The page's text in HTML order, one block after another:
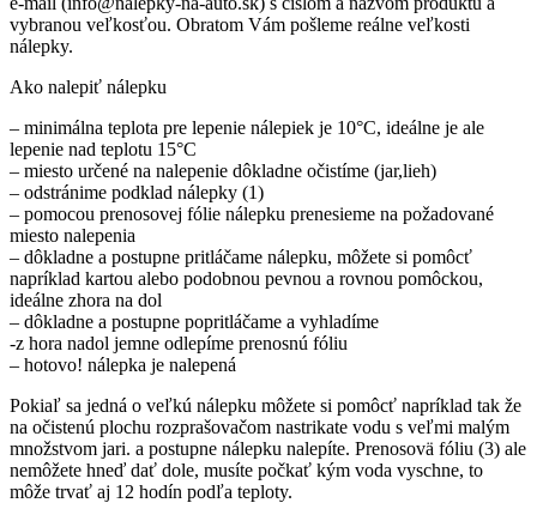
vybranou veľkosťou. Obratom Vám pošleme reálne veľkosti
nálepky.
Ako nalepiť nálepku
– minimálna teplota pre lepenie nálepiek je 10°C, ideálne je ale
lepenie nad teplotu 15°C
– miesto určené na nalepenie dôkladne očistíme (jar,lieh)
– odstránime podklad nálepky (1)
– pomocou prenosovej fólie nálepku prenesieme na požadované
miesto nalepenia
– dôkladne a postupne pritláčame nálepku, môžete si pomôcť
napríklad kartou alebo podobnou pevnou a rovnou pomôckou,
ideálne zhora na dol
– dôkladne a postupne popritláčame a vyhladíme
-z hora nadol jemne odlepíme prenosnú fóliu
– hotovo! nálepka je nalepená
Pokiaľ sa jedná o veľkú nálepku môžete si pomôcť napríklad tak že
na očistenú plochu rozprašovačom nastrikate vodu s veľmi malým
množstvom jari. a postupne nálepku nalepíte. Prenosovä fóliu (3) ale
nemôžete hneď dať dole, musíte počkať kým voda vyschne, to
môže trvať aj 12 hodín podľa teploty.